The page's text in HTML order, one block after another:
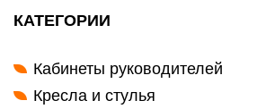
КАТЕГОРИИ
Кабинеты руководителей
Кресла и стулья